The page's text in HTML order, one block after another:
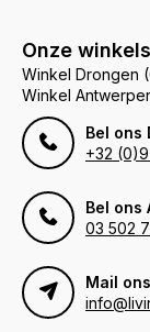
Onze winkels
Winkel Drongen
Winkel
Bel ons
+32
Bel ons
03 502
Mail ons